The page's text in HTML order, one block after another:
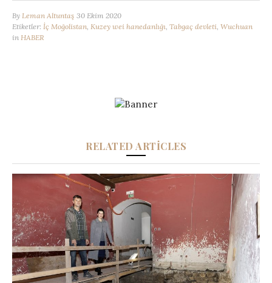
By Leman Altuntaş 30 Ekim 2020
Etiketler: İç Moğolistan, Kuzey wei hanedanlığı, Tabgaç devleti, Wuchuan
in HABER
RELATED ARTICLES